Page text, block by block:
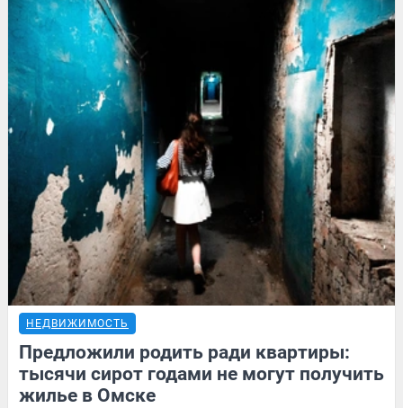
НЕДВИЖИМОСТЬ
Предложили родить ради квартиры:
тысячи сирот годами не могут получить
жилье в Омске